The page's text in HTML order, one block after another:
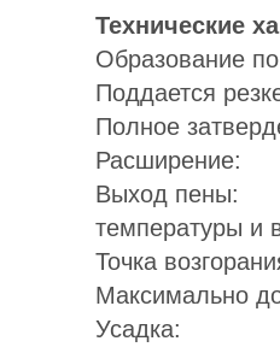
Технические
Образование
Полное
Выход
температуры и
Точка
Максимально